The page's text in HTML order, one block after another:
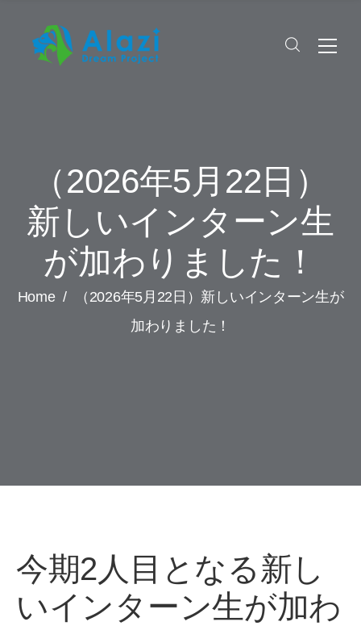
（2026年5月22日）
新しいインターン生
が加わりました！
Home /
（2026年5月22日）新しいインターン生が
加わりました！
今期2人目となる新し
いインターン生が加わ